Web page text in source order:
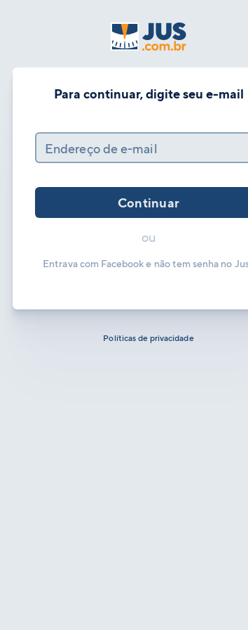
Para continuar, digite seu e-mail
Endereço de e-mail
Continuar
ou
Entrava com Facebook e não tem senha no
Políticas de privacidade